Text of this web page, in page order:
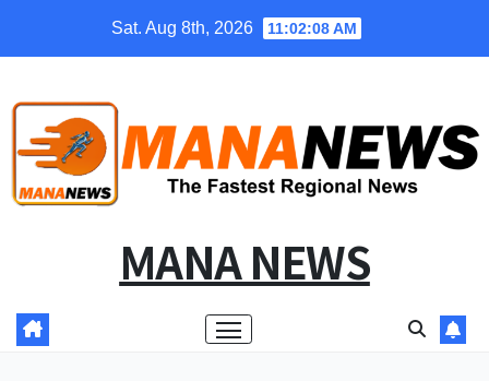
Sat. Aug 8th, 2026 11:02:08 AM
MANA NEWS